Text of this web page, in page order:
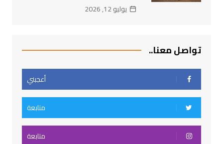
يوليو 12, 2026
تواصل معنا..
أعجبني
متابعة
متابعة